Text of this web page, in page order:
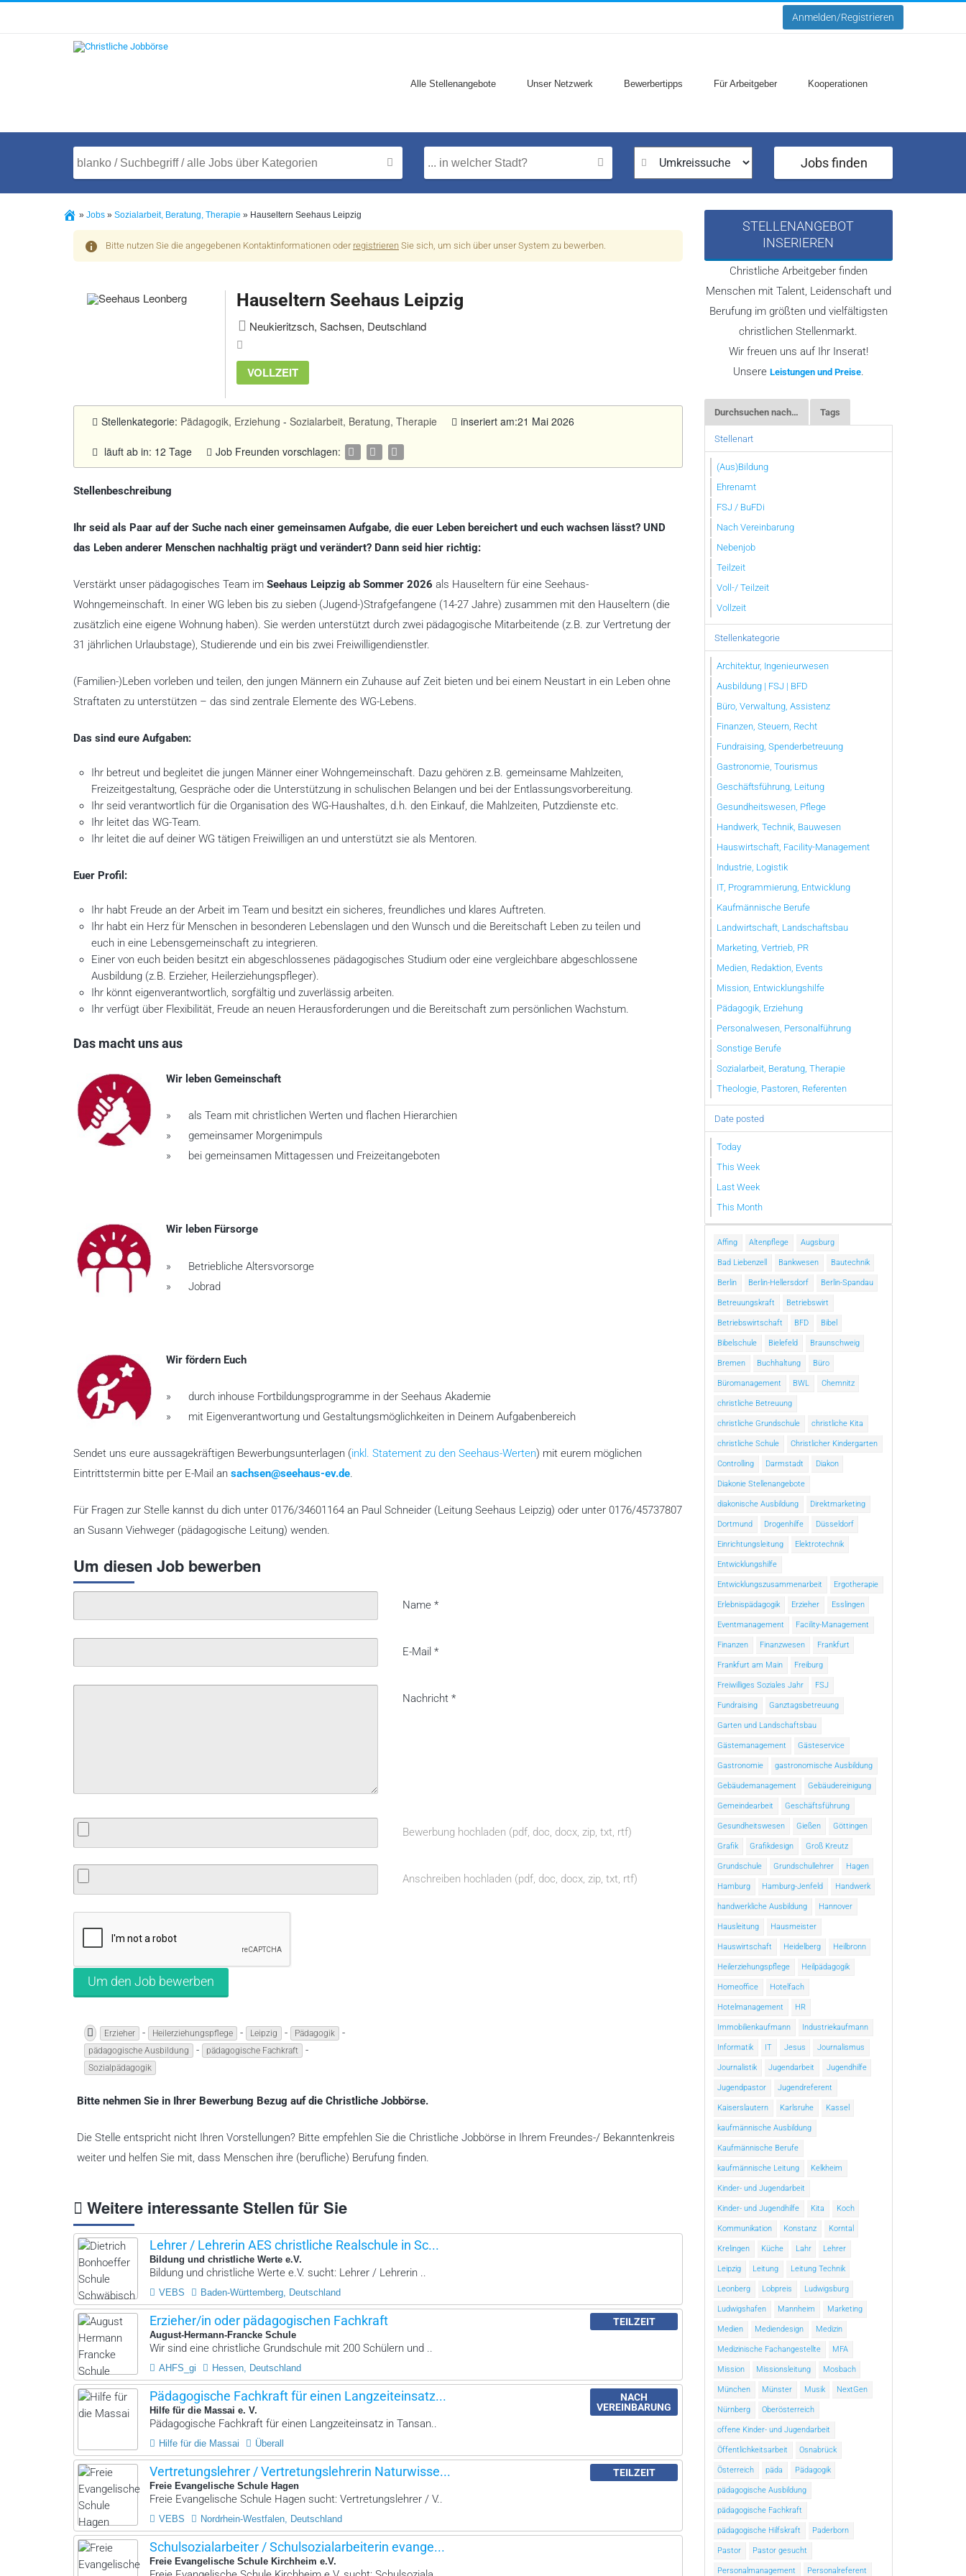
Anmelden/Registrieren
Alle Stellenangebote Unser Netzwerk Bewerbertipps Für Arbeitgeber Kooperationen
Jobs finden
» Jobs » Sozialarbeit, Beratung, Therapie » Hauseltern Seehaus Leipzig
Bitte nutzen Sie die angegebenen Kontaktinformationen oder registrieren Sie sich, um sich über unser System zu bewerben.
Hauseltern Seehaus Leipzig
Neukieritzsch, Sachsen, Deutschland
VOLLZEIT
Stellenkategorie: Pädagogik, Erziehung - Sozialarbeit, Beratung, Therapie inseriert am:21 Mai 2026
läuft ab in: 12 Tage Job Freunden vorschlagen:
Stellenbeschreibung
Ihr seid als Paar auf der Suche nach einer gemeinsamen Aufgabe, die euer Leben bereichert und euch wachsen lässt? UND
das Leben anderer Menschen nachhaltig prägt und verändert? Dann seid hier richtig:
Verstärkt unser pädagogisches Team im Seehaus Leipzig ab Sommer 2026 als Hauseltern für eine Seehaus-
Wohngemeinschaft. In einer WG leben bis zu sieben (Jugend-)Strafgefangene (14-27 Jahre) zusammen mit den Hauseltern (die
zusätzlich eine eigene Wohnung haben). Sie werden unterstützt durch zwei pädagogische Mitarbeitende (z.B. zur Vertretung der
31 jährlichen Urlaubstage), Studierende und ein bis zwei Freiwilligendienstler.
(Familien-)Leben vorleben und teilen, den jungen Männern ein Zuhause auf Zeit bieten und bei einem Neustart in ein Leben ohne
Straftaten zu unterstützen – das sind zentrale Elemente des WG-Lebens.
Das sind eure Aufgaben:
Ihr betreut und begleitet die jungen Männer einer Wohngemeinschaft. Dazu gehören z.B. gemeinsame Mahlzeiten,
Freizeitgestaltung, Gespräche oder die Unterstützung in schulischen Belangen und bei der Entlassungsvorbereitung.
Ihr seid verantwortlich für die Organisation des WG-Haushaltes, d.h. den Einkauf, die Mahlzeiten, Putzdienste etc.
Ihr leitet das WG-Team.
Ihr leitet die auf deiner WG tätigen Freiwilligen an und unterstützt sie als Mentoren.
Euer Profil:
Ihr habt Freude an der Arbeit im Team und besitzt ein sicheres, freundliches und klares Auftreten.
Ihr habt ein Herz für Menschen in besonderen Lebenslagen und den Wunsch und die Bereitschaft Leben zu teilen und
euch in eine Lebensgemeinschaft zu integrieren.
Einer von euch beiden besitzt ein abgeschlossenes pädagogisches Studium oder eine vergleichbare abgeschlossene
Ausbildung (z.B. Erzieher, Heilerziehungspfleger).
Ihr könnt eigenverantwortlich, sorgfältig und zuverlässig arbeiten.
Ihr verfügt über Flexibilität, Freude an neuen Herausforderungen und die Bereitschaft zum persönlichen Wachstum.
Das macht uns aus
Wir leben Gemeinschaft
» als Team mit christlichen Werten und flachen Hierarchien
» gemeinsamer Morgenimpuls
» bei gemeinsamen Mittagessen und Freizeitangeboten
Wir leben Fürsorge
» Betriebliche Altersvorsorge
» Jobrad
Wir fördern Euch
» durch inhouse Fortbildungsprogramme in der Seehaus Akademie
» mit Eigenverantwortung und Gestaltungsmöglichkeiten in Deinem Aufgabenbereich
Sendet uns eure aussagekräftigen Bewerbungsunterlagen (inkl. Statement zu den Seehaus-Werten) mit eurem möglichen
Eintrittstermin bitte per E-Mail an sachsen@seehaus-ev.de.
Für Fragen zur Stelle kannst du dich unter 0176/34601164 an Paul Schneider (Leitung Seehaus Leipzig) oder unter 0176/45737807
an Susann Viehweger (pädagogische Leitung) wenden.
Um diesen Job bewerben
Name *
E-Mail *
Nachricht *
Bewerbung hochladen (pdf, doc, docx, zip, txt, rtf)
Anschreiben hochladen (pdf, doc, docx, zip, txt, rtf)
Erzieher - Heilerziehungspflege - Leipzig - Pädagogik -
pädagogische Ausbildung - pädagogische Fachkraft -
Sozialpädagogik
Bitte nehmen Sie in Ihrer Bewerbung Bezug auf die Christliche Jobbörse.
Die Stelle entspricht nicht Ihren Vorstellungen? Bitte empfehlen Sie die Christliche Jobbörse in Ihrem Freundes-/ Bekanntenkreis
weiter und helfen Sie mit, dass Menschen ihre (berufliche) Berufung finden.
Weitere interessante Stellen für Sie
Lehrer / Lehrerin AES christliche Realschule in Sc...
Bildung und christliche Werte e.V.
Bildung und christliche Werte e.V. sucht: Lehrer / Lehrerin ..
VEBS Baden-Württemberg, Deutschland
Erzieher/in oder pädagogischen Fachkraft
August-Hermann-Francke Schule
TEILZEIT
Wir sind eine christliche Grundschule mit 200 Schülern und ..
AHFS_gi Hessen, Deutschland
Pädagogische Fachkraft für einen Langzeiteinsatz...
Hilfe für die Massai e. V.
NACH
VEREINBARUNG
Pädagogische Fachkraft für einen Langzeiteinsatz in Tansan..
Hilfe für die Massai Überall
Vertretungslehrer / Vertretungslehrerin Naturwisse...
Freie Evangelische Schule Hagen
TEILZEIT
Freie Evangelische Schule Hagen sucht: Vertretungslehrer / V..
VEBS Nordrhein-Westfalen, Deutschland
Schulsozialarbeiter / Schulsozialarbeiterin evange...
Freie Evangelische Schule Kirchheim e.V.
STELLENANGEBOT
INSERIEREN
Christliche Arbeitgeber finden
Menschen mit Talent, Leidenschaft und
Berufung im größten und vielfältigsten
christlichen Stellenmarkt.
Wir freuen uns auf Ihr Inserat!
Unsere Leistungen und Preise.
Durchsuchen nach… Tags
Stellenart
(Aus)Bildung
Ehrenamt
FSJ / BuFDi
Nach Vereinbarung
Nebenjob
Teilzeit
Voll-/ Teilzeit
Vollzeit
Stellenkategorie
Architektur, Ingenieurwesen
Ausbildung | FSJ | BFD
Büro, Verwaltung, Assistenz
Finanzen, Steuern, Recht
Fundraising, Spenderbetreuung
Gastronomie, Tourismus
Geschäftsführung, Leitung
Gesundheitswesen, Pflege
Handwerk, Technik, Bauwesen
Hauswirtschaft, Facility-Management
Industrie, Logistik
IT, Programmierung, Entwicklung
Kaufmännische Berufe
Landwirtschaft, Landschaftsbau
Marketing, Vertrieb, PR
Medien, Redaktion, Events
Mission, Entwicklungshilfe
Pädagogik, Erziehung
Personalwesen, Personalführung
Sonstige Berufe
Sozialarbeit, Beratung, Therapie
Theologie, Pastoren, Referenten
Date posted
Today
This Week
Last Week
This Month
Affing Altenpflege Augsburg
Bad Liebenzell Bankwesen Bautechnik
Berlin Berlin-Hellersdorf Berlin-Spandau
Betreuungskraft Betriebswirt
Betriebswirtschaft BFD Bibel
Bibelschule Bielefeld Braunschweig
Bremen Buchhaltung Büro
Büromanagement BWL Chemnitz
christliche Betreuung
christliche Grundschule christliche Kita
christliche Schule Christlicher Kindergarten
Controlling Darmstadt Diakon
Diakonie Stellenangebote
diakonische Ausbildung Direktmarketing
Dortmund Drogenhilfe Düsseldorf
Einrichtungsleitung Elektrotechnik
Entwicklungshilfe
Entwicklungszusammenarbeit Ergotherapie
Erlebnispädagogik Erzieher Esslingen
Eventmanagement Facility-Management
Finanzen Finanzwesen Frankfurt
Frankfurt am Main Freiburg
Freiwilliges Soziales Jahr FSJ
Fundraising Ganztagsbetreuung
Garten und Landschaftsbau
Gästemanagement Gästeservice
Gastronomie gastronomische Ausbildung
Gebäudemanagement Gebäudereinigung
Gemeindearbeit Geschäftsführung
Gesundheitswesen Gießen Göttingen
Grafik Grafikdesign Groß Kreutz
Grundschule Grundschullehrer Hagen
Hamburg Hamburg-Jenfeld Handwerk
handwerkliche Ausbildung Hannover
Hausleitung Hausmeister
Hauswirtschaft Heidelberg Heilbronn
Heilerziehungspflege Heilpädagogik
Homeoffice Hotelfach
Hotelmanagement HR
Immobilienkaufmann Industriekaufmann
Informatik IT Jesus Journalismus
Journalistik Jugendarbeit Jugendhilfe
Jugendpastor Jugendreferent
Kaiserslautern Karlsruhe Kassel
kaufmännische Ausbildung
Kaufmännische Berufe
kaufmännische Leitung Kelkheim
Kinder- und Jugendarbeit
Kinder- und Jugendhilfe Kita Koch
Kommunikation Konstanz Korntal
Krelingen Küche Lahr Lehrer
Leipzig Leitung Leitung Technik
Leonberg Lobpreis Ludwigsburg
Ludwigshafen Mannheim Marketing
Medien Mediendesign Medizin
Medizinische Fachangestellte MFA
Mission Missionsleitung Mosbach
München Münster Musik NextGen
Nürnberg Oberösterreich
offene Kinder- und Jugendarbeit
Öffentlichkeitsarbeit Osnabrück
Österreich päda Pädagogik
pädagogische Ausbildung
pädagogische Fachkraft
pädagogische Hilfskraft Paderborn
Pastor Pastor gesucht
Personalmanagement Personalreferent